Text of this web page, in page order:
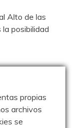
Alto de las
posibilidad
propias
archivos
se